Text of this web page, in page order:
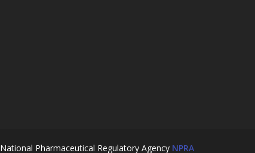
National Pharmaceutical Regulatory Agency NPRA